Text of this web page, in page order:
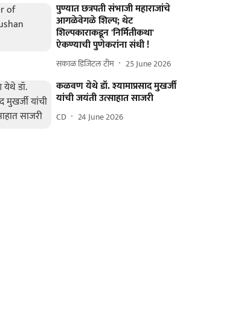
पुण्यात छत्रपती संभाजी महाराजांचे
आगळेवेगळे शिल्प; थेट
शिल्पकाराकडून 'निर्मितीकथा'
ऐकण्याची पुणेकरांना संधी !
सकाळ डिजिटल टीम 25 June 2026
कळवण येथे डॉ. श्यामाप्रसाद मुखर्जी
यांची जयंती उत्साहात साजरी
CD 24 June 2026